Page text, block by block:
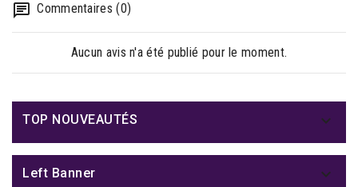
Commentaires (0)
Aucun avis n'a été publié pour le moment.
TOP NOUVEAUTÉS 
Left Banner 